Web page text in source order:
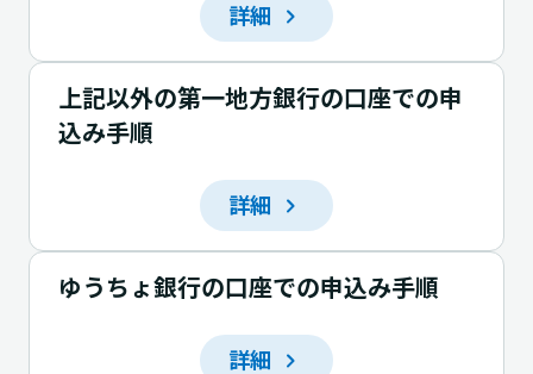
詳細
ゆうちょ銀行の口座での申込み手順
詳細
上記以外の第一地方銀行の口座での申
込み手順
詳細